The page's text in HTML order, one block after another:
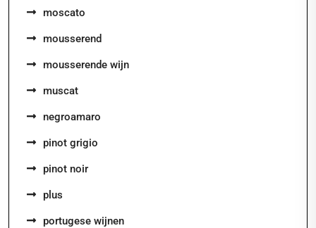
moscato
mousserend
mousserende wijn
muscat
negroamaro
pinot grigio
pinot noir
plus
portugese wijnen